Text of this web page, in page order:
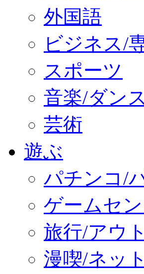
外国語
ビジネス/
スポーツ
音楽/ダンス
芸術
遊ぶ
パチンコ/
ゲームセ
旅行/アウ
漫喫/ネッ